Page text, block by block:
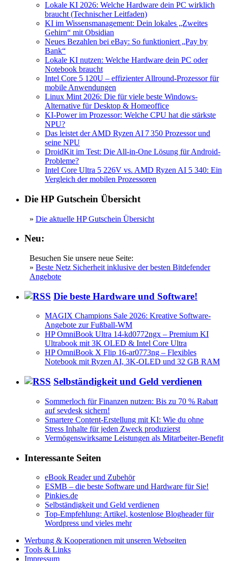
Lokale KI 2026: Welche Hardware dein PC wirklich
braucht (Technischer Leitfaden)
KI im Wissensmanagement: Dein lokales „Zweites
Gehirn“ mit Obsidian
Neues Bezahlen bei eBay: So funktioniert „Pay by
Bank“
Lokale KI nutzen: Welche Hardware dein PC oder
Notebook braucht
Intel Core 5 120U – effizienter Allround-Prozessor für
mobile Anwendungen
Linux Mint 2026: Die für viele beste Windows-
Alternative für Desktop & Homeoffice
KI-Power im Prozessor: Welche CPU hat die stärkste
NPU?
Das leistet der AMD Ryzen AI 7 350 Prozessor und
seine NPU
DroidKit im Test: Die All-in-One Lösung für Android-
Probleme?
Intel Core Ultra 5 226V vs. AMD Ryzen AI 5 340: Ein
Vergleich der mobilen Prozessoren
Die HP Gutschein Übersicht
» Die aktuelle HP Gutschein Übersicht
Neu:
Besuchen Sie unsere neue Seite:
» Beste Netz Sicherheit inklusive der besten Bitdefender
Angebote
Die beste Hardware und Software!
MAGIX Champions Sale 2026: Kreative Software-
Angebote zur Fußball-WM
HP OmniBook Ultra 14-kd0772ngx – Premium KI
Ultrabook mit 3K OLED & Intel Core Ultra
HP OmniBook X Flip 16-ar0773ng – Flexibles
Notebook mit Ryzen AI, 3K-OLED und 32 GB RAM
Selbständigkeit und Geld verdienen
Sommerloch für Finanzen nutzen: Bis zu 70 % Rabatt
auf sevdesk sichern!
Smartere Content-Erstellung mit KI: Wie du ohne
Stress Inhalte für jeden Zweck produzierst
Vermögenswirksame Leistungen als Mitarbeiter-Benefit
Interessante Seiten
eBook Reader und Zubehör
ESMB – die beste Software und Hardware für Sie!
Pinkies.de
Selbständigkeit und Geld verdienen
Top-Empfehlung: Artikel, kostenlose Blogheader für
Wordpress und vieles mehr
Werbung & Kooperationen mit unseren Webseiten
Tools & Links
Impressum